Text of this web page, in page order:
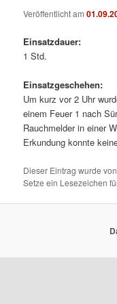
Veröffentlicht am
Einsatzdauer:
1 Std.
Einsatzgeschehen:
Um kurz vor 2 Uhr
einem Feuer 1 nach
Rauchmelder in einer
Erkundung konnte
Dieser Eintrag wurde
Setze ein Lesezeichen